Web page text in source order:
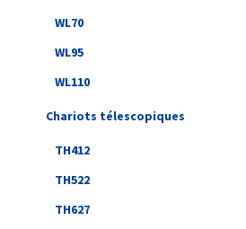
WL70
WL95
WL110
Chariots télescopiques
TH412
TH522
TH627